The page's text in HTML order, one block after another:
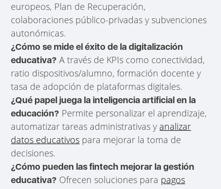
europeos, Plan de Recuperación,
colaboraciones público-privadas y subvenciones
autonómicas.
¿Cómo se mide el éxito de la digitalización
educativa? A través de KPIs como conectividad,
ratio dispositivos/alumno, formación docente y
tasa de adopción de plataformas digitales.
¿Qué papel juega la inteligencia artificial en la
educación? Permite personalizar el aprendizaje,
automatizar tareas administrativas y analizar
datos educativos para mejorar la toma de
decisiones.
¿Cómo pueden las fintech mejorar la gestión
educativa? Ofrecen soluciones para pagos